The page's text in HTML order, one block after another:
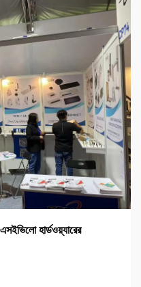
হার্ডওয়্যারের